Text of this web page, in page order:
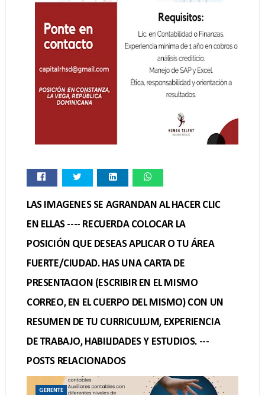
LAS IMAGENES SE AGRANDAN AL HACER CLIC
EN ELLAS ---- RECUERDA COLOCAR LA
POSICIÓN QUE DESEAS APLICAR O TU ÁREA
FUERTE/CIUDAD. HAS UNA CARTA DE
PRESENTACION (ESCRIBIR EN EL MISMO
CORREO, EN EL CUERPO DEL MISMO) CON UN
RESUMEN DE TU CURRICULUM, EXPERIENCIA
DE TRABAJO, HABILIDADES Y ESTUDIOS. ---
POSTS RELACIONADOS
GERENTE